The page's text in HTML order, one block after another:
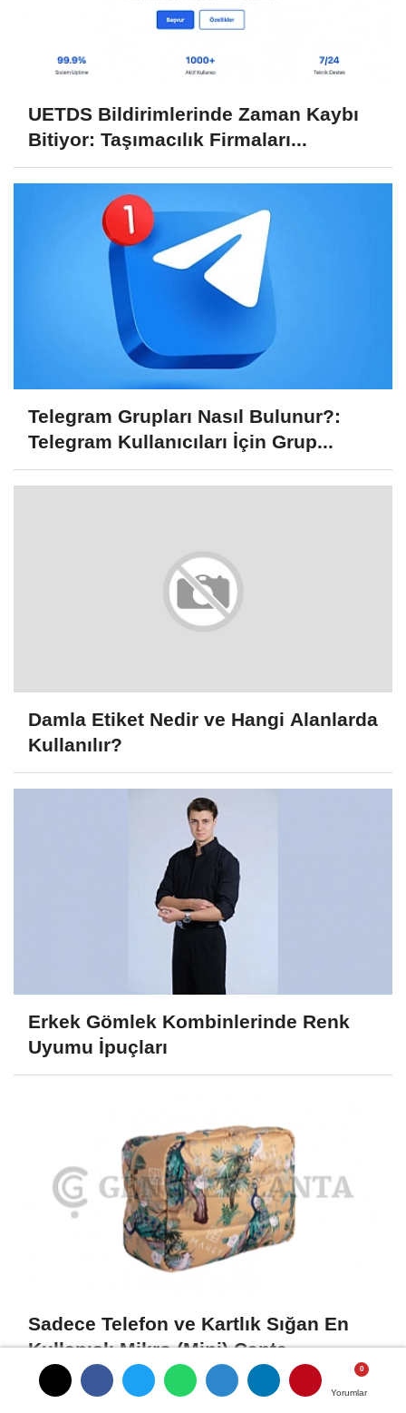
Yorumlar
Yorumlar
UETDS Bildirimlerinde Zaman Kaybı
Bitiyor: Taşımacılık Firmaları...
Telegram Grupları Nasıl Bulunur?:
Telegram Kullanıcıları İçin Grup...
Damla Etiket Nedir ve Hangi Alanlarda
Kullanılır?
Erkek Gömlek Kombinlerinde Renk
Uyumu İpuçları
Sadece Telefon ve Kartlık Sığan En
Kullanışlı Mikro (Mini) Çanta...